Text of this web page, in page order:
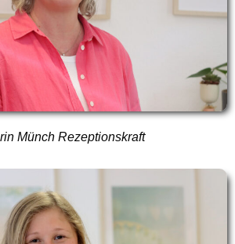
Münch Rezeptionskraft